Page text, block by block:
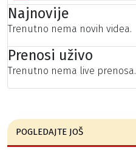
Najnovije
Trenutno nema novih videa.
Prenosi uživo
Trenutno nema live prenosa.
POGLEDAJTE JOŠ